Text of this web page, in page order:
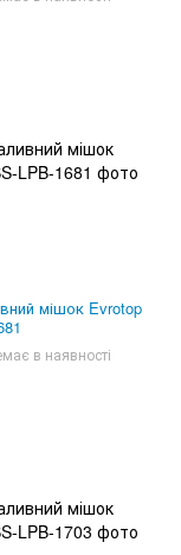
мішок Evrotop
в наявності